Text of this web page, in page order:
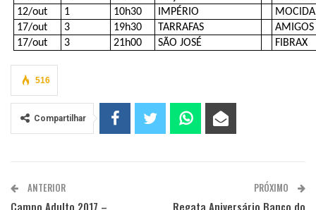
12/out
1 10h30 IMPÉRIO
17/out
3 19h30 TARRAFAS
AMIGOS
17/out
3 21h00 SÃO JOSÉ FIBRAX
516
Compartilhar
ANTERIOR
Campo Adulto 2017 –
PRÓXIMO
Regata Aniversário Banco do